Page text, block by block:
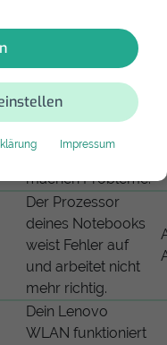
Impressum
und führen eine
durch, falls
Deine Grafikkarte
machen Probleme.
Der Prozessor
deines Notebooks
weist Fehler auf
und arbeitet nicht
mehr richtig.
Dein Lenovo
WLAN funktioniert